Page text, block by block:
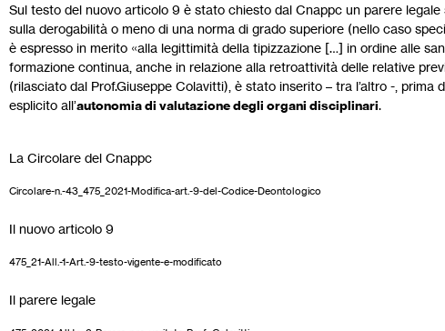
Sul testo del nuovo articolo 9 è stato chiesto dal Cnappc un parere
sulla derogabilità o meno di una norma di grado superiore (nello caso
è espresso in merito «alla legittimità della tipizzazione […] in ordine alle
formazione continua, anche in relazione alla retroattività delle relative
(rilasciato dal Prof.Giuseppe Colavitti), è stato inserito – tra l’altro -,
esplicito all’autonomia di valutazione degli organi disciplinari.
La Circolare del Cnappc
Circolare-n.-43_475_2021-Modifica-art.-9-del-Codice-Deontologico
Il nuovo articolo 9
475_21-All.-1-Art.-9-testo-vigente-e-modificato
Il parere legale